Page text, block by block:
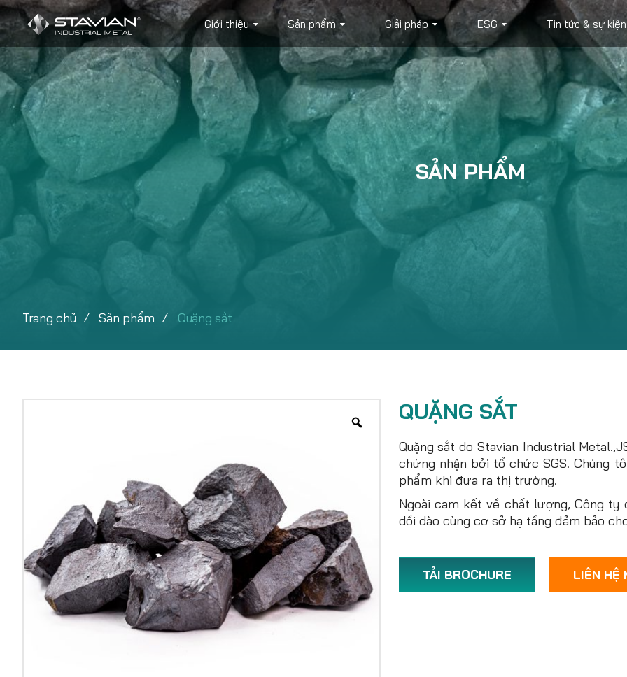
Giới thiệu Sản phẩm Giải pháp ESG Tin tức & sự kiện
Trang chủ Sản phẩm Quặng sắt
SẢN PHẨM
QUẶNG SẮT
Quặng sắt do Stavian Industrial
chứng nhận bởi tổ chức SGS. Chúng
phẩm khi đưa ra thị trường.
Ngoài cam kết về chất lượng, Công
dồi dào cùng cơ sở hạ tầng đảm bảo
TẢI BROCHURE LIÊN HỆ